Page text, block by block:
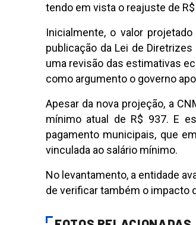
tendo em vista o reajuste de
Inicialmente, o valor
publicação da Lei de
uma revisão das estimativas
como argumento o governo
Apesar da nova projeção, a
mínimo atual de R$ 937. E
pagamento municipais, que
vinculada ao salário mínimo.
No levantamento, a entidade
de verificar também o impacto